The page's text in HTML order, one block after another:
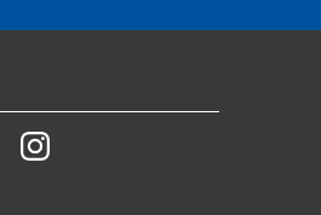
YoutubeInstagram